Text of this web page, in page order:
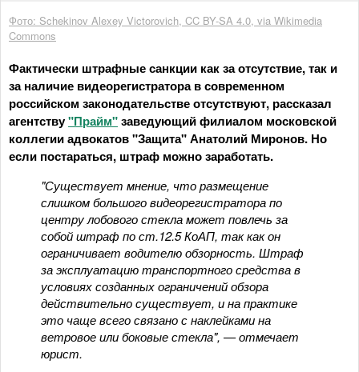
Фото: Schekinov Alexey Victorovich, CC BY-SA 4.0, via Wikimedia
Commons
Фактически штрафные санкции как за отсутствие, так и
за наличие видеорегистратора в современном
российском законодательстве отсутствуют, рассказал
агентству"Прайм"заведующий филиалом московской
коллегии адвокатов "Защита" Анатолий Миронов. Но
если постараться, штраф можно заработать.
"Существует мнение, что размещение
слишком большого видеорегистратора по
центру лобового стекла может повлечь за
собой штраф по ст.12.5 КоАП, так как он
ограничивает водителю обзорность. Штраф
за эксплуатацию транспортного средства в
условиях созданных ограничений обзора
действительно существует, и на практике
это чаще всего связано с наклейками на
ветровое или боковые стекла", — отмечает
юрист.